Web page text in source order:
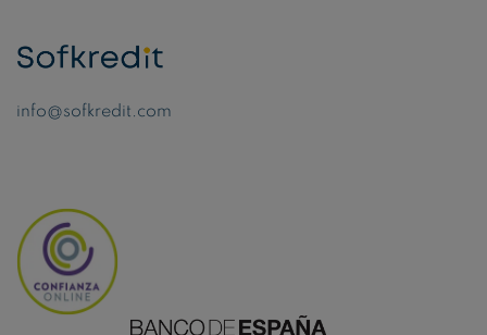
info@sofkredit.com